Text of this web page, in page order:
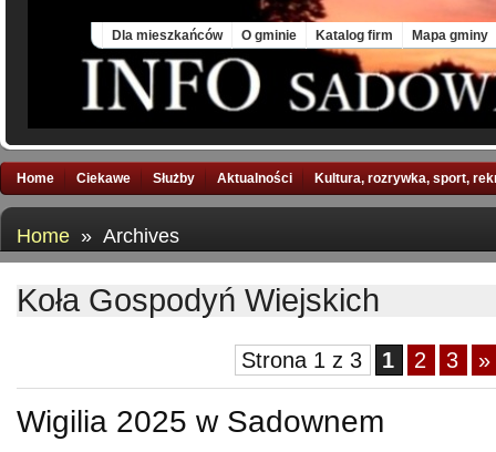
Dla mieszkańców O gminie Katalog firm Mapa gminy
Home Ciekawe Służby Aktualności Kultura, rozrywka, sport,
Home » Archives
Koła Gospodyń Wiejskich
Strona 1 z 3 1 2 3 »
Wigilia 2025 w Sadownem